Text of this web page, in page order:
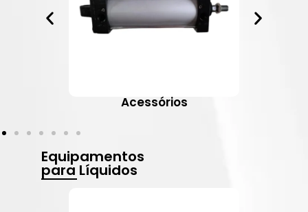
Acessórios
Equipamentos
para Líquidos